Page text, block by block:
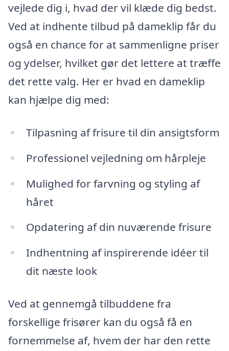
vejlede dig i, hvad der vil klæde dig bedst.
Ved at indhente tilbud på dameklip får du
også en chance for at sammenligne priser
og ydelser, hvilket gør det lettere at træffe
det rette valg. Her er hvad en dameklip
kan hjælpe dig med:
Tilpasning af frisure til din ansigtsform
Professionel vejledning om hårpleje
Mulighed for farvning og styling af
håret
Opdatering af din nuværende frisure
Indhentning af inspirerende idéer til
dit næste look
Ved at gennemgå tilbuddene fra
forskellige frisører kan du også få en
fornemmelse af, hvem der har den rette